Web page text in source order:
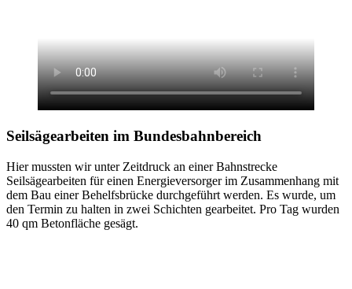
Seilsägearbeiten im Bundesbahnbereich
Hier mussten wir unter Zeitdruck an einer Bahnstrecke
Seilsägearbeiten für einen Energieversorger im Zusammenhang mit
dem Bau einer Behelfsbrücke durchgeführt werden. Es wurde, um
den Termin zu halten in zwei Schichten gearbeitet. Pro Tag wurden
40 qm Betonfläche gesägt.